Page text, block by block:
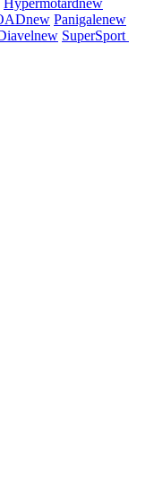
Hypermotardnew
new Panigalenew
new SuperSport